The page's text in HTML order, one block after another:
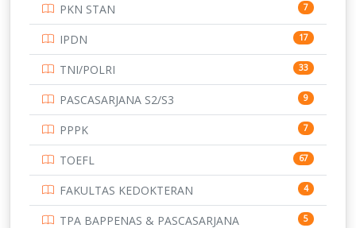
15
14
14
UNIVERSITAS CENDRAWASIH 14
15
219
11
PKN STAN 7
IPDN 17
TNI/POLRI 33
PASCASARJANA S2/S3 9
PPPK 7
TOEFL 67
FAKULTAS KEDOKTERAN 4
TPA BAPPENAS & PASCASARJANA 5